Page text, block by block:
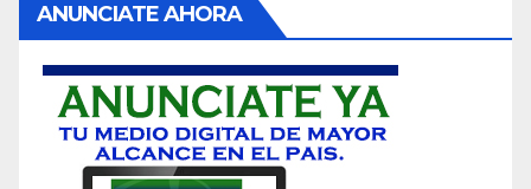
ANUNCIATE AHORA